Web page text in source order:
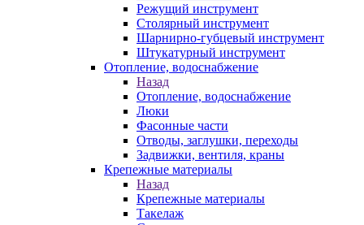
Режущий инструмент
Столярный инструмент
Шарнирно-губцевый инструмент
Штукатурный инструмент
Отопление, водоснабжение
Назад
Отопление, водоснабжение
Люки
Фасонные части
Отводы, заглушки, переходы
Задвижки, вентиля, краны
Крепежные материалы
Назад
Крепежные материалы
Такелаж